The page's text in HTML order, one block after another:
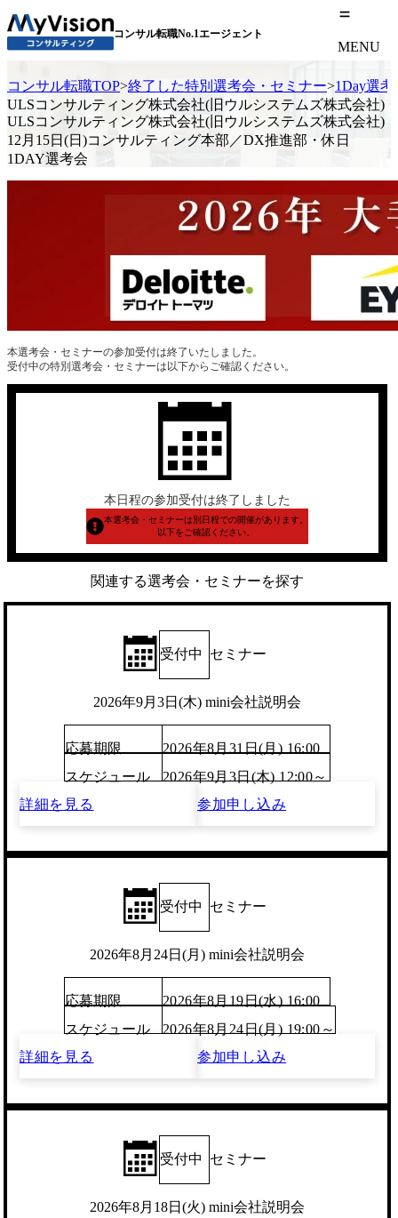
コンサル転職No.1エージェント
MENU
コンサル転職TOP>終了した特別選考会・セミナー>1Day選考
ULSコンサルティング株式会社(旧ウルシステムズ株式会社)
ULSコンサルティング株式会社(旧ウルシステムズ株式会社)
12月15日(日)コンサルティング本部／DX推進部・休日
1DAY選考会
本選考会・セミナーの参加受付は終了いたしました。
受付中の特別選考会・セミナーは以下からご確認ください。
本日程の参加受付は終了しました
本選考会・セミナーは別日程での開催があります。
以下をご確認ください。
関連する選考会・セミナーを探す
受付中 セミナー
2026年9月3日(木) mini会社説明会
応募期限
2026年8月31日(月) 16:00
スケジュール
2026年9月3日(木) 12:00～
詳細を見る
参加申し込み
受付中 セミナー
2026年8月24日(月) mini会社説明会
応募期限
2026年8月19日(水) 16:00
スケジュール
2026年8月24日(月) 19:00～
詳細を見る
参加申し込み
受付中 セミナー
2026年8月18日(火) mini会社説明会